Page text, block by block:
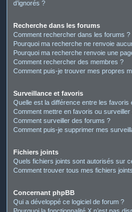
d’ignorés ?
Recherche dans les forums
Comment rechercher dans les forums ?
Pourquoi ma recherche ne renvoie
Pourquoi ma recherche renvoie une
Comment rechercher des membres ?
Comment puis-je trouver mes propres
Surveillance et favoris
Quelle est la différence entre les favoris
Comment mettre en favoris ou
Comment surveiller des forums ?
Comment puis-je supprimer mes
Fichiers joints
Quels fichiers joints sont autorisés sur
Comment trouver tous mes fichiers
Concernant phpBB
Qui a développé ce logiciel de forum ?